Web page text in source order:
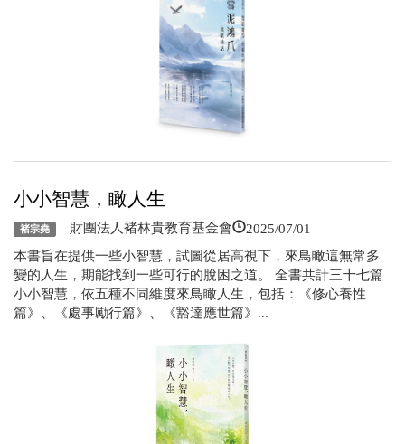
小小智慧，瞰人生
褚宗堯 財團法人褚林貴教育基金會 2025/07/01
本書旨在提供一些小智慧，試圖從居高視下，來鳥瞰這無常多
變的人生，期能找到一些可行的脫困之道。 全書共計三十七篇
小小智慧，依五種不同維度來鳥瞰人生，包括：《修心養性
篇》、《處事勵行篇》、《豁達應世篇》...